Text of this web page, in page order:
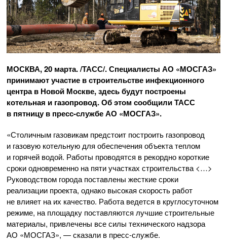
МОСКВА, 20 марта. /ТАСС/. Специалисты АО «МОСГАЗ»
принимают участие в строительстве инфекционного
центра в Новой Москве, здесь будут построены
котельная и газопровод. Об этом сообщили ТАСС
в пятницу в пресс-службеАО «МОСГАЗ».
«Столичным газовикам предстоит построить газопровод
и газовую котельную для обеспечения объекта теплом
и горячей водой. Работы проводятся в рекордно короткие
сроки одновременно на пяти участках строительства <…>
Руководством города поставлены жесткие сроки
реализации проекта, однако высокая скорость работ
не влияет на их качество. Работа ведется в круглосуточном
режиме, на площадку поставляются лучшие строительные
материалы, привлечены все силы технического надзора
АО «МОСГАЗ», — сказали в пресс-службе.